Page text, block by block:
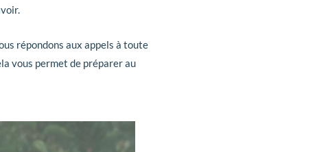
répondons aux appels à toute
vous permet de préparer au